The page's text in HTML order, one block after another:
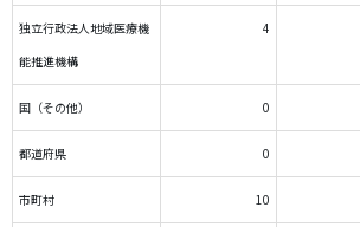
独立行政法人地域医療機
能推進機構
4
国（その他） 0
都道府県 0
市町村 10